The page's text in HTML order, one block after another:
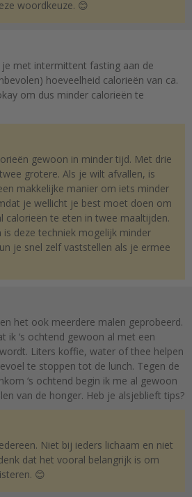
woordkeuze. 😊
je met intermittent fasting aan de
hoeveelheid calorieën van ca.
om dus minder calorieën te
gewoon in minder tijd. Met drie
grotere. Als je wilt afvallen, is
makkelijke manier om iets minder
je wellicht je best moet doen om
calorieën te eten in twee maaltijden.
deze techniek mogelijk minder
je snel zelf vaststellen als je ermee
het ook meerdere malen geprobeerd.
ik ‘s ochtend gewoon al met een
Liters koffie, water of thee helpen
te stoppen tot de lunch. Tegen de
‘s ochtend begin ik me al gewoon
van de honger. Heb je alsjeblieft tips?
Niet bij ieders lichaam en niet
dat het vooral belangrijk is om
😊